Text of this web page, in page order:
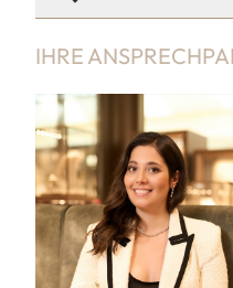
IHRE